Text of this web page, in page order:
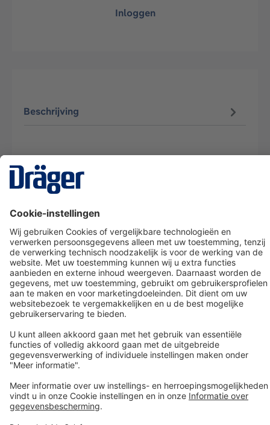
Inloggen
Beschrijving
Dräger klantenservice
Over Dräger
Bestellen in onze webshop
Community